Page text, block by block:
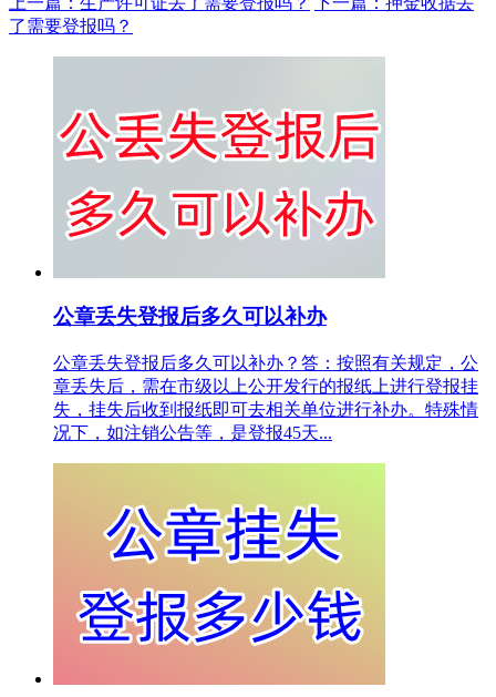
了需要登报吗？
公章丢失登报后多久可以补办
公章丢失登报后多久可以补办？答：按照有关规定，公
章丢失后，需在市级以上公开发行的报纸上进行登报挂
失，挂失后收到报纸即可去相关单位进行补办。特殊情
况下，如注销公告等，是登报45天...